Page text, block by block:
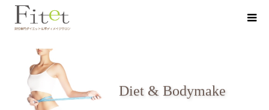
Diet & Bodymake